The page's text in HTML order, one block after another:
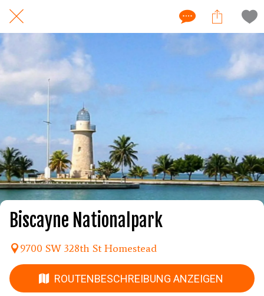
Biscayne Nationalpark
9700 SW 328th St Homestead
ROUTENBESCHREIBUNG ANZEIGEN